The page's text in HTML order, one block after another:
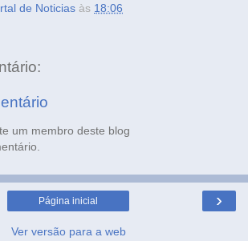
de Noticias às 18:06
um membro deste blog
›
Página inicial
Ver versão para a web